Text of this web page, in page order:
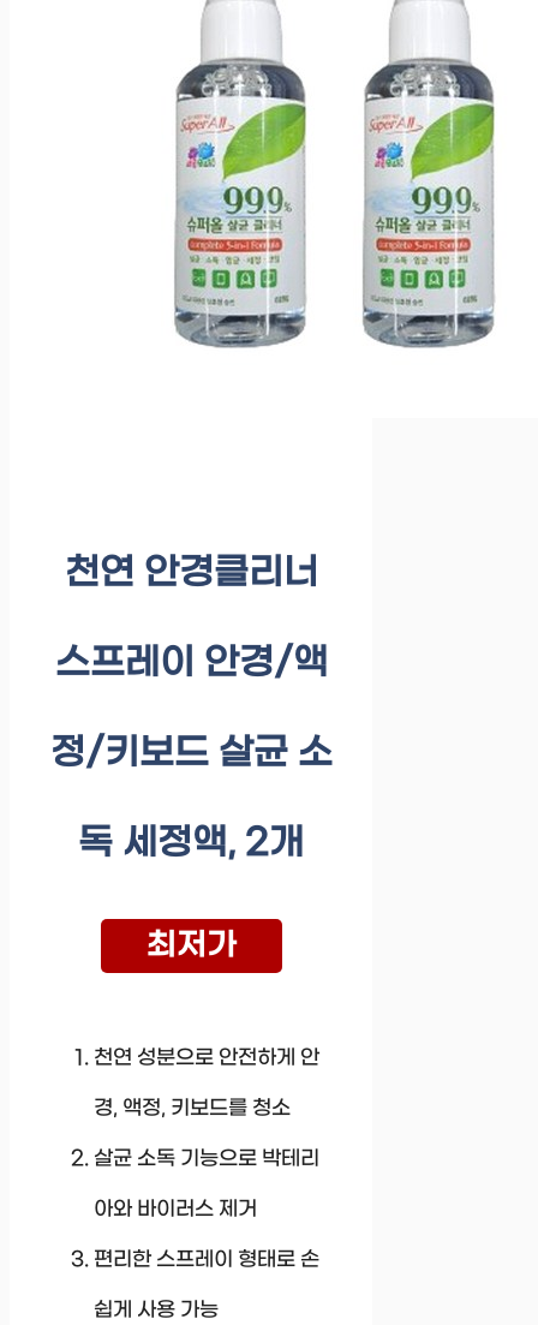
천연 안경클리너
스프레이 안경/액
정/키보드 살균 소
독 세정액, 2개
최저가
천연 성분으로 안전하게 안
경, 액정, 키보드를 청소
살균 소독 기능으로 박테리
아와 바이러스 제거
편리한 스프레이 형태로 손
쉽게 사용 가능